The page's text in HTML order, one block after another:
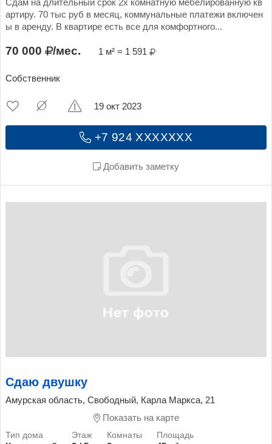
Сдам на длительный срок 2х комнатную мебелированную кв
артиру. 70 тыс руб в месяц, коммунальные платежи включен
ы в аренду. В квартире есть все для комфортного...
70 000 /мес. 1 м² = 1 591
Собственник
+7 924 XXXXXXX
Добавить заметку
19 окт 2023
Сдаю двушку
Амурская область, Свободный, Карла Маркса, 21
Показать на карте